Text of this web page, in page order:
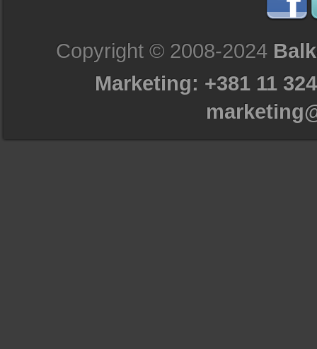
Copyright © 2008-2024
Marketing: +381 11